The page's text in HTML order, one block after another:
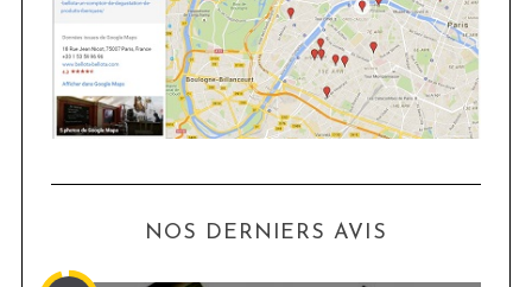
NOS DERNIERS AVIS